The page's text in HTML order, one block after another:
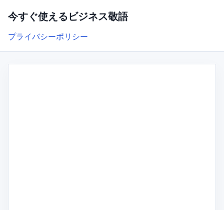
今すぐ使えるビジネス敬語
プライバシーポリシー